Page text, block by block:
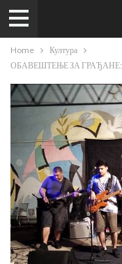
Home
Култура
ОБАВЕШТЕЊЕ ЗА ГРАЂАНЕ: